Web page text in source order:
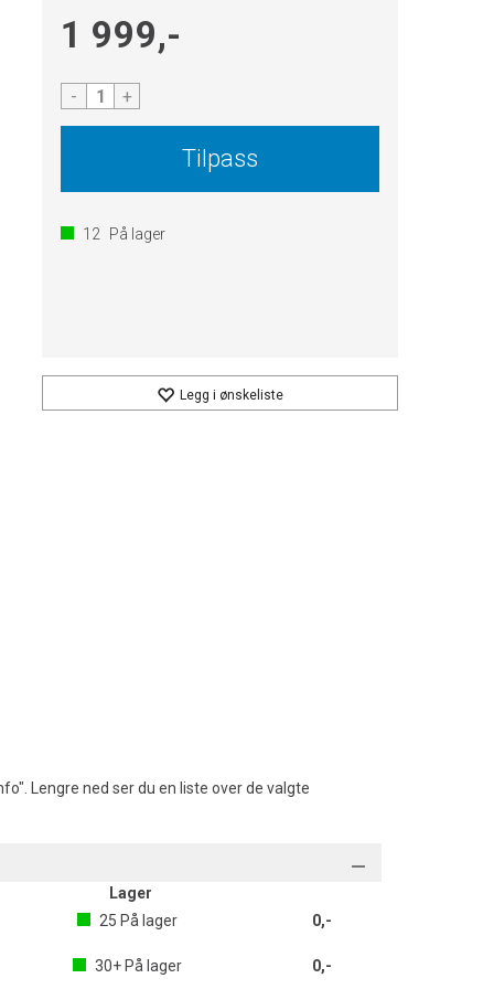
1 999,-
- +
Tilpass
12 På lager
Legg i ønskeliste
Lengre ned ser du en liste over de valgte
Lager
25 På lager 0,-
30+På lager 0,-